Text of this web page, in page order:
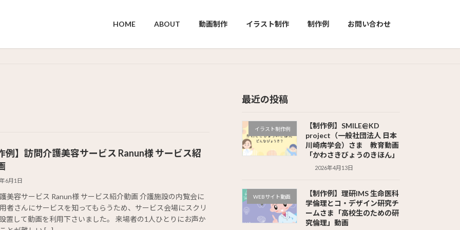
HOME ABOUT 動画制作 イラスト制作 制作例 お問い合わせ
例】訪問介護美容サービス Ranun様 サービス紹
6月1日
美容サービス Ranun様 サービス紹介動画 介護施設の内覧会に
者さんにサービスを知ってもらうため、サービス会場にスクリ
置して動画を利用下さいました。 来場者の1人ひとりにお声か
最近の投稿
イラスト制作例
【制作例】SMILE@KD
project（一般社団法人 日本
川崎病学会）さま 教育動画
「かわさきびょうのきほん」
2026年4月13日
WEBサイト動画
【制作例】理研IMS 生命医科
学倫理とコ・デザイン研究チ
ームさま「高校生のための研
究倫理」動画